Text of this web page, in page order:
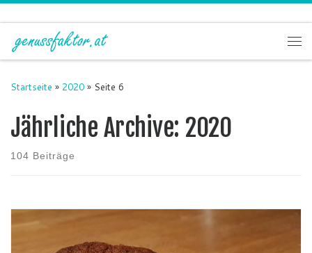
Zum Inhalt springen
Startseite » 2020 » Seite 6
Jährliche Archive: 2020
104 Beiträge